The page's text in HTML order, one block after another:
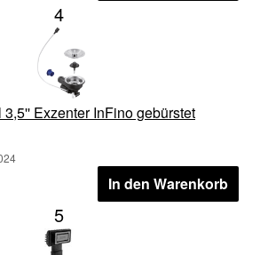
4
Exzenter InFino gebürstet
In den Warenkorb
5